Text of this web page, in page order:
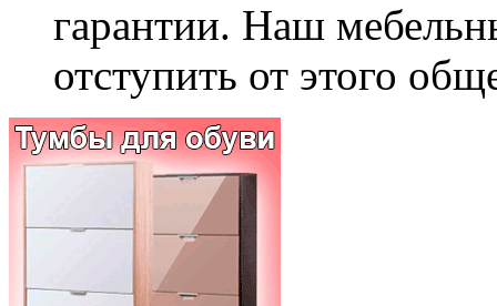
гарантии. Наш
отступить от этого